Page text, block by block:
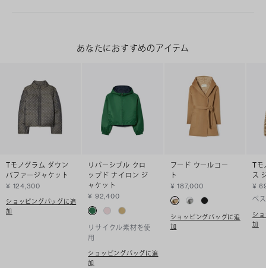
あなたにおすすめのアイテム
Tモノグラム ダウン
パファージャケット
¥ 124,300
ショッピングバッグに追
加
リバーシブル クロ
ップド ナイロン ジ
ャケット
¥ 92,400
リサイクル素材を使
用
ショッピングバッグに追
加
フード ウールコー
ト
¥ 187,000
ショッピングバッグに追
加
Tモ
ス
¥
ベ
シ
加